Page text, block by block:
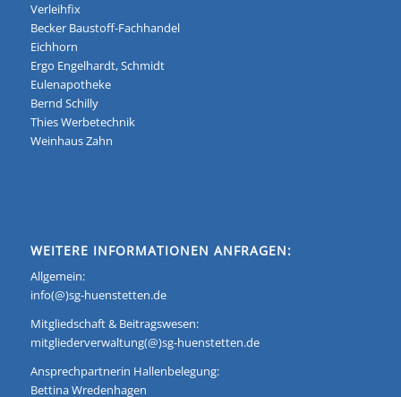
Verleihfix
Becker Baustoff-Fachhandel
Eichhorn
Ergo Engelhardt, Schmidt
Eulenapotheke
Bernd Schilly
Thies Werbetechnik
Weinhaus Zahn
WEITERE INFORMATIONEN ANFRAGEN:
Allgemein:
info(@)sg-huenstetten.de
Mitgliedschaft & Beitragswesen:
mitgliederverwaltung(@)sg-huenstetten.de
Ansprechpartnerin Hallenbelegung:
Bettina Wredenhagen